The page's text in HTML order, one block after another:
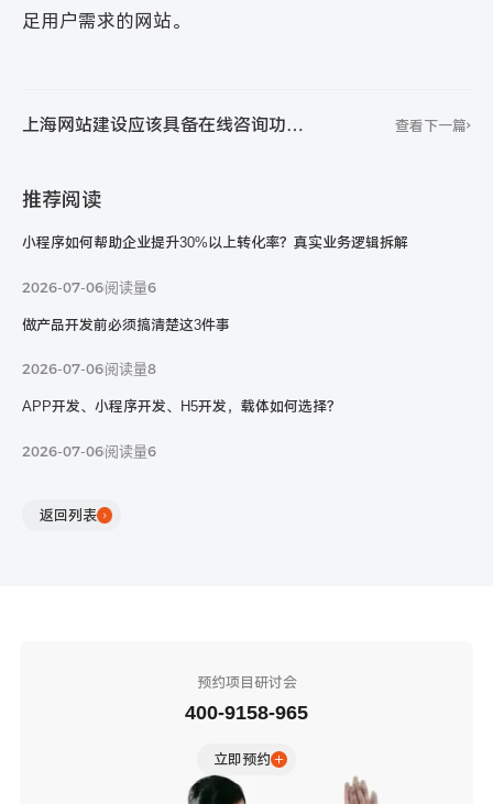
足用户需求的网站。
上海网站建设应该具备在线咨询功能
查看下一篇
推荐阅读
小程序如何帮助企业提升30%以上转化率？真实业务逻辑拆解
2026-07-06阅读量6
做产品开发前必须搞清楚这3件事
2026-07-06阅读量8
APP开发、小程序开发、H5开发，载体如何选择？
2026-07-06阅读量6
返回列表
预约项目研讨会
400-9158-965
立即预约
隐私条款信息保护中，请放心填写
联系电话：